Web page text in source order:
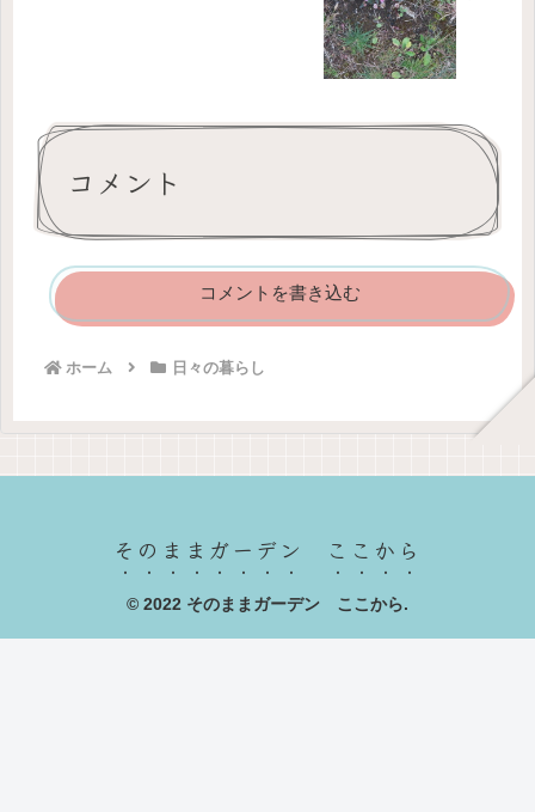
コメント
コメントを書き込む
ホーム 日々の暮らし
そのままガーデン ここから
© 2022 そのままガーデン ここから.